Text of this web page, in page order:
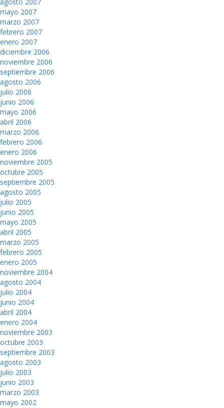
mayo 2007
marzo 2007
febrero 2007
enero 2007
diciembre 2006
noviembre 2006
septiembre 2006
agosto 2006
julio 2006
junio 2006
mayo 2006
abril 2006
marzo 2006
febrero 2006
enero 2006
noviembre 2005
octubre 2005
septiembre 2005
agosto 2005
julio 2005
junio 2005
mayo 2005
abril 2005
marzo 2005
febrero 2005
enero 2005
noviembre 2004
agosto 2004
julio 2004
junio 2004
abril 2004
enero 2004
noviembre 2003
octubre 2003
septiembre 2003
agosto 2003
julio 2003
junio 2003
marzo 2003
mayo 2002